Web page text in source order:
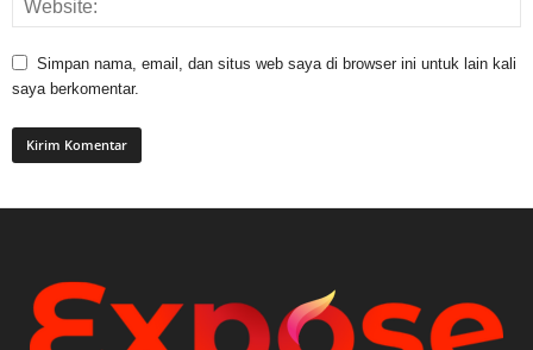
Simpan nama, email, dan situs web saya di browser ini untuk lain kali
saya berkomentar.